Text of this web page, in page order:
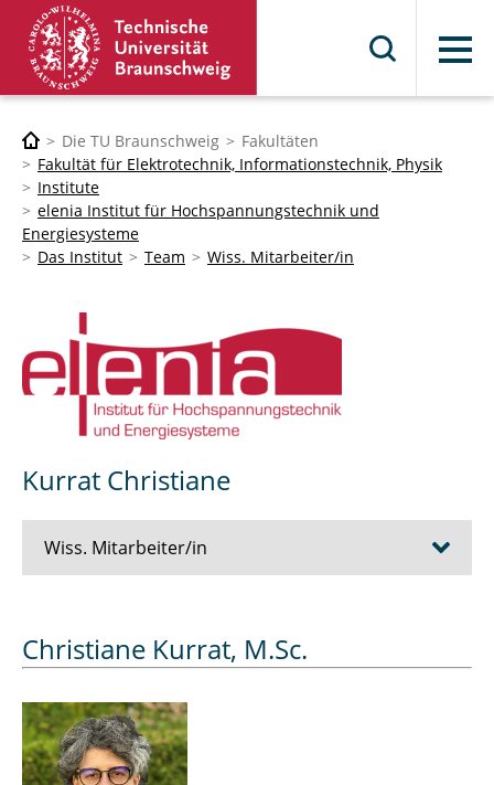
Menü
Die TU Braunschweig
Fakultäten
Fakultät für Elektrotechnik, Informationstechnik, Physik
Institute
elenia Institut für Hochspannungstechnik und
Energiesysteme
Das Institut
Team Wiss. Mitarbeiter/in
Kurrat Christiane
Wiss. Mitarbeiter/in
Cziumplik David
Dubowik Alexander
Düe Alexandra
Christiane Kurrat, M.Sc.